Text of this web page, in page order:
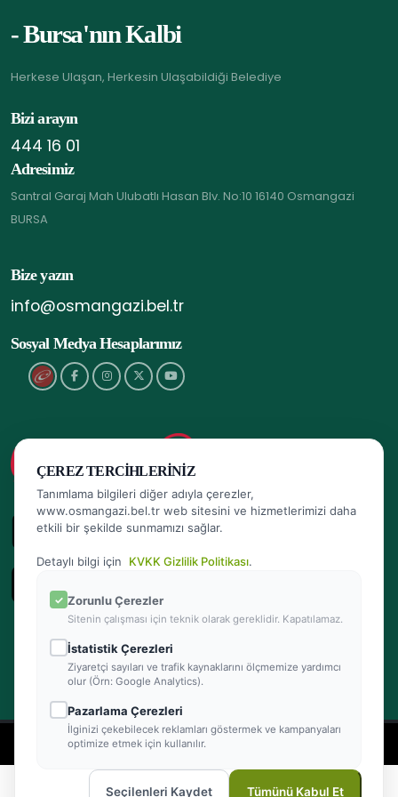
- Bursa'nın Kalbi
Herkese Ulaşan, Herkesin Ulaşabildiği Belediye
Bizi arayın
444 16 01
Adresimiz
Santral Garaj Mah Ulubatlı Hasan Blv. No:10 16140 Osmangazi
BURSA
Bize yazın
info@osmangazi.bel.tr
Sosyal Medya Hesaplarımız
2026 © Osmangazi Belediyesi Tüm hakları saklıdır
ÇEREZ TERCIHLERINIZ
Tanımlama bilgileri diğer adıyla çerezler,
www.osmangazi.bel.tr web sitesini ve hizmetlerimizi daha
etkili bir şekilde sunmamızı sağlar.
Detaylı bilgi için KVKK Gizlilik Politikası.
Zorunlu Çerezler
Sitenin çalışması için teknik olarak gereklidir. Kapatılamaz.
İstatistik Çerezleri
Ziyaretçi sayıları ve trafik kaynaklarını ölçmemize yardımcı
olur (Örn: Google Analytics).
Pazarlama Çerezleri
İlginizi çekebilecek reklamları göstermek ve kampanyaları
optimize etmek için kullanılır.
Seçilenleri Kaydet Tümünü Kabul Et